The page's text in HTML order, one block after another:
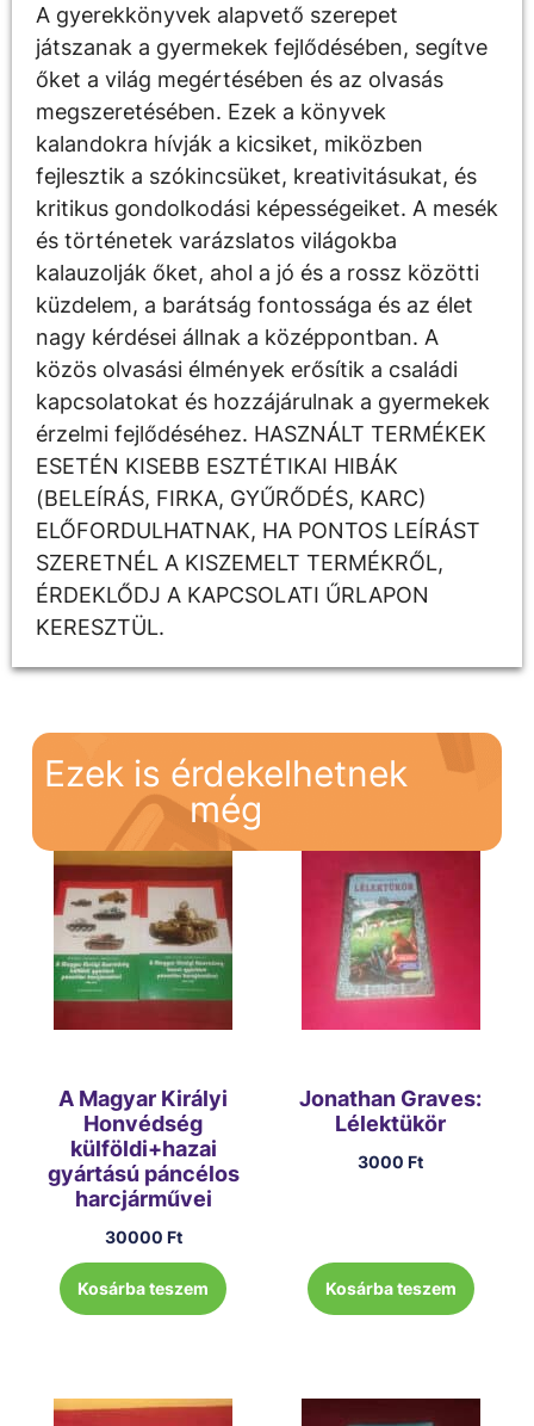
A gyerekkönyvek alapvető szerepet
játszanak a gyermekek fejlődésében, segítve
őket a világ megértésében és az olvasás
megszeretésében. Ezek a könyvek
kalandokra hívják a kicsiket, miközben
fejlesztik a szókincsüket, kreativitásukat, és
kritikus gondolkodási képességeiket. A mesék
és történetek varázslatos világokba
kalauzolják őket, ahol a jó és a rossz közötti
küzdelem, a barátság fontossága és az élet
nagy kérdései állnak a középpontban. A
közös olvasási élmények erősítik a családi
kapcsolatokat és hozzájárulnak a gyermekek
érzelmi fejlődéséhez. HASZNÁLT TERMÉKEK
ESETÉN KISEBB ESZTÉTIKAI HIBÁK
(BELEÍRÁS, FIRKA, GYŰRŐDÉS, KARC)
ELŐFORDULHATNAK, HA PONTOS LEÍRÁST
SZERETNÉL A KISZEMELT TERMÉKRŐL,
ÉRDEKLŐDJ A KAPCSOLATI ŰRLAPON
KERESZTÜL.
Ezek is érdekelhetnek
még
A Magyar Királyi
Honvédség
külföldi+hazai
gyártású páncélos
harcjárművei
30000 Ft
Kosárba teszem
Jonathan Graves:
Lélektükör
3000Ft
Kosárba teszem